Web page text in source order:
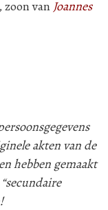
zoon van Joannes
akten van de
hebben gemaakt